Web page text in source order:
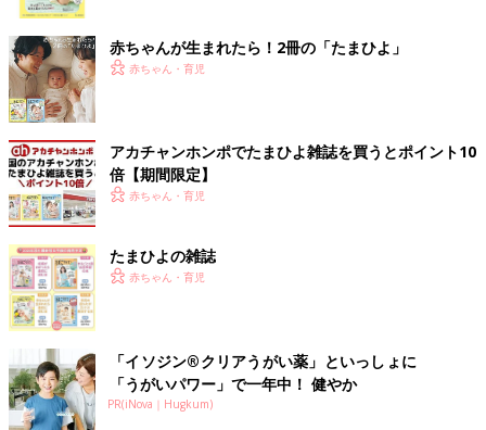
赤ちゃんが生まれたら！2冊の「たまひよ」
赤ちゃん・育児
アカチャンホンポでたまひよ雑誌を買うとポイント10
倍【期間限定】
赤ちゃん・育児
たまひよの雑誌
赤ちゃん・育児
「イソジン®クリアうがい薬」といっしょに
「うがいパワー」で一年中！ 健やか
PR(iNova｜Hugkum)